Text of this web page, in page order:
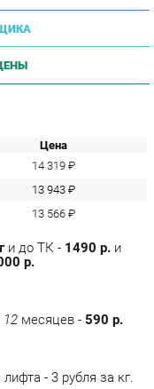
13 943 ₽
13 566 ₽
месяцев -
- 3 рубля за кг.